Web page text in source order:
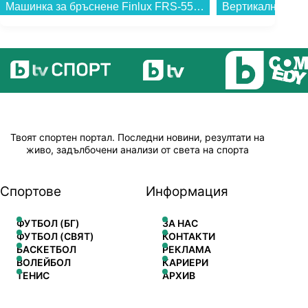
Машинка за бръснене Finlux FRS-5501...
Твоят спортен портал. Последни новини, резултати на
живо, задълбочени анализи от света на спорта
Спортове
ФУТБОЛ (БГ)
ФУТБОЛ (СВЯТ)
БАСКЕТБОЛ
ВОЛЕЙБОЛ
ТЕНИС
Информация
ЗА НАС
КОНТАКТИ
РЕКЛАМА
КАРИЕРИ
АРХИВ